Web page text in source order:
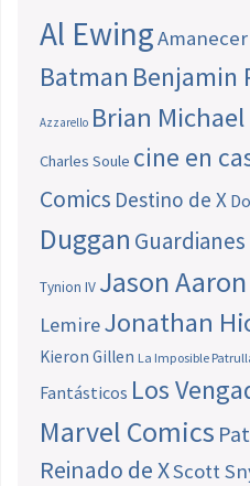
Al EwingAmanecer
Batman Benjamin
Azzarello Brian
Charles Soule cine en
Comics Destino de X
Duggan Guardianes
Tynion IV Jason Aaron
LemireJonathan
Kieron Gillen La Imposible
Fantásticos Los
Marvel Comics
Reinado de XScott